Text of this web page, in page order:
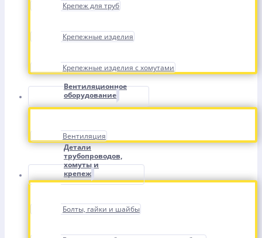
Крепеж для труб
Крепежные изделия
Крепежные изделия с хомутами
Вентиляционное
оборудование
Вентиляция
Детали
трубопроводов,
хомуты и
крепеж
Болты, гайки и шайбы